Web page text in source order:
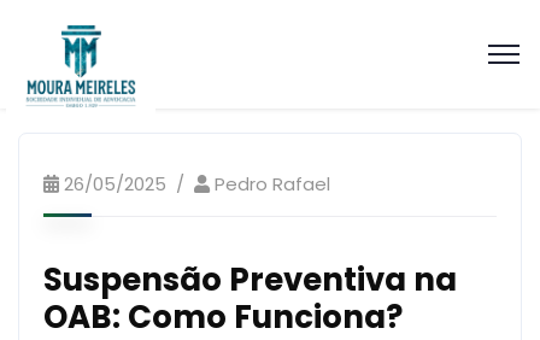
26/05/2025 Pedro Rafael
Suspensão Preventiva na
OAB: Como Funciona?